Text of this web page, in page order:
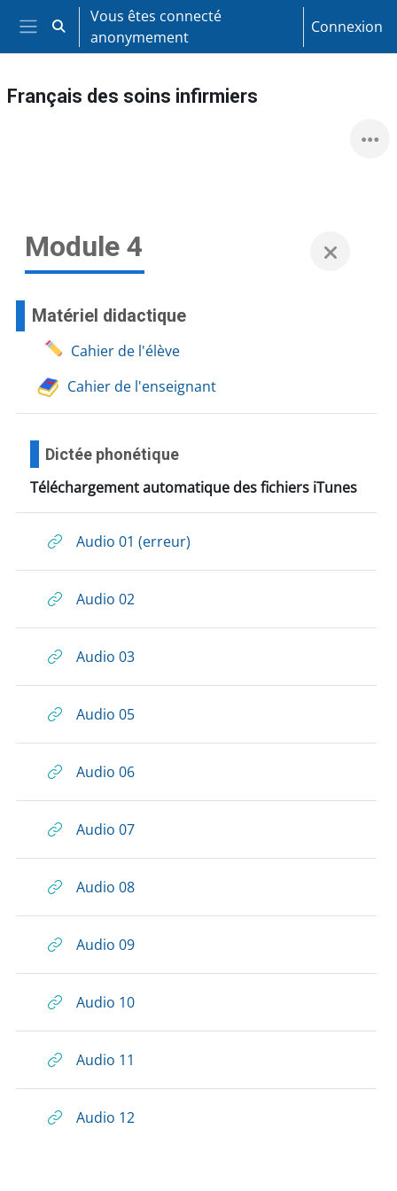
Passer au contenu principal
Panneau latéral
Activer/désactiver la saisie de recherche
Vous êtes connecté
anonymement
Connexion
Français des soins infirmiers
Module 4
Matériel didactique
Cahier de l'élève
Cahier de l'enseignant
Dictée phonétique
Téléchargement automatique des fichiers iTunes
Audio 01 (erreur)
Audio 02
Audio 03
Audio 05
Audio 06
Audio 07
Audio 08
Audio 09
Audio 10
Audio 11
Audio 12